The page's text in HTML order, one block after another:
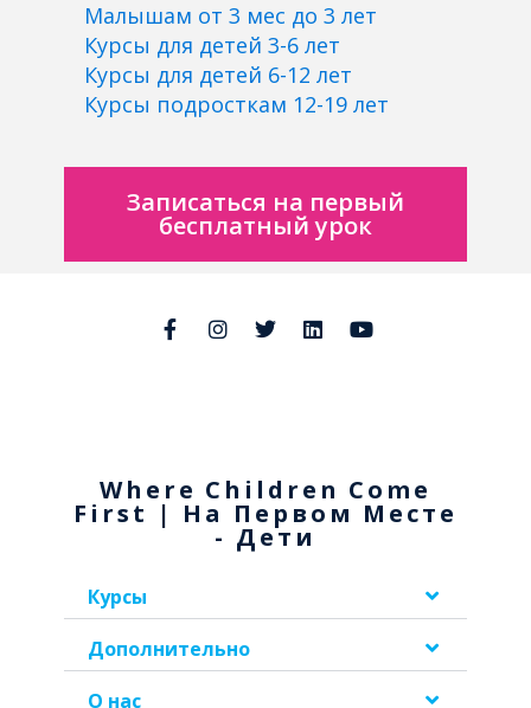
Малышам от 3 мес до 3 лет
Курсы для детей 3-6 лет
Курсы для детей 6-12 лет
Курсы подросткам 12-19 лет
Записаться на первый
бесплатный урок
Where Children Come
First | На Первом Месте
- Дети
Курсы
Дополнительно
О нас